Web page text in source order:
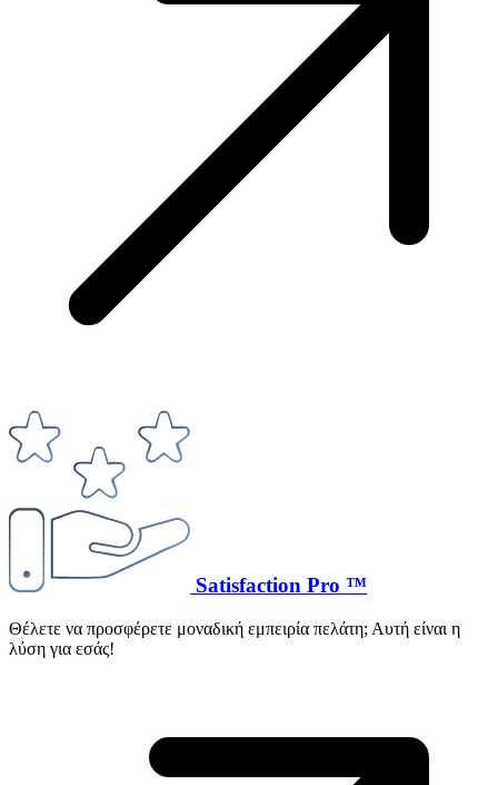
Satisfaction Pro ™
Θέλετε να προσφέρετε μοναδική εμπειρία πελάτη; Αυτή είναι η
λύση για εσάς!